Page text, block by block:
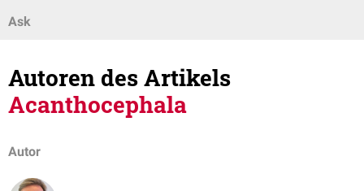
Ask
Autoren des Artikels
Acanthocephala
Autor